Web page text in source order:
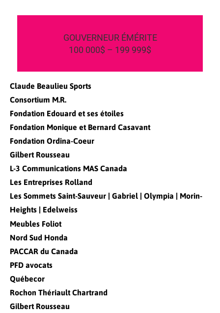
GOUVERNEUR ÉMÉRITE
100 000$ – 199 999$
Claude Beaulieu Sports
Consortium M.R.
Fondation Edouard et ses étoiles
Fondation Monique et Bernard Casavant
Fondation Ordina-Coeur
Gilbert Rousseau
L-3 Communications MAS Canada
Les Entreprises Rolland
Les Sommets Saint-Sauveur | Gabriel | Olympia | Morin-
Heights | Edelweiss
Meubles Foliot
Nord Sud Honda
PACCAR du Canada
PFD avocats
Québecor
Rochon Thériault Chartrand
Gilbert Rousseau